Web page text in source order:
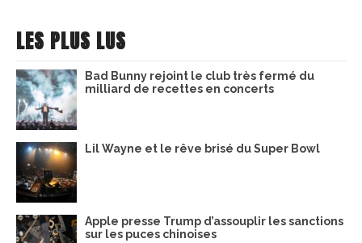
LES PLUS LUS
Bad Bunny rejoint le club très fermé du
milliard de recettes en concerts
Lil Wayne et le rêve brisé du Super Bowl
Apple presse Trump d’assouplir les sanctions
sur les puces chinoises